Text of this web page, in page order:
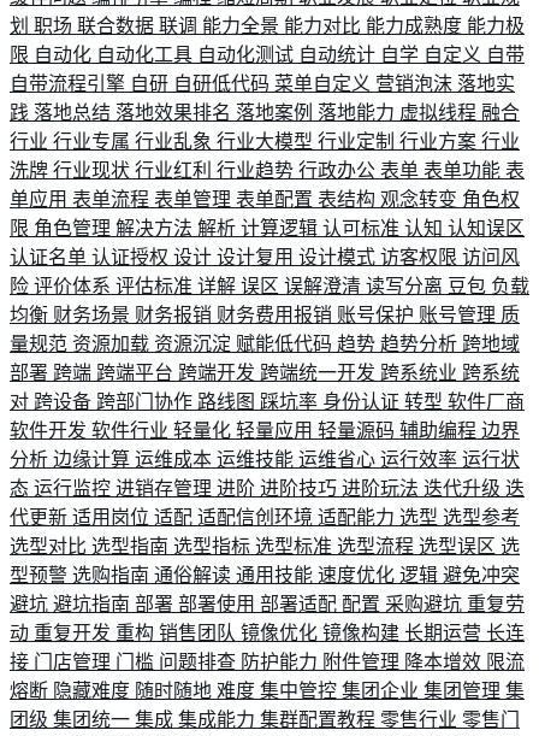
划 职场 联合数据 联调 能力全景 能力对比 能力成熟度 能力极
限 自动化 自动化工具 自动化测试 自动统计 自学 自定义 自带
自带流程引擎 自研 自研低代码 菜单自定义 营销泡沫 落地实
践 落地总结 落地效果排名 落地案例 落地能力 虚拟线程 融合
行业 行业专属 行业乱象 行业大模型 行业定制 行业方案 行业
洗牌 行业现状 行业红利 行业趋势 行政办公 表单 表单功能 表
单应用 表单流程 表单管理 表单配置 表结构 观念转变 角色权
限 角色管理 解决方法 解析 计算逻辑 认可标准 认知 认知误区
认证名单 认证授权 设计 设计复用 设计模式 访客权限 访问风
险 评价体系 评估标准 详解 误区 误解澄清 读写分离 豆包 负载
均衡 财务场景 财务报销 财务费用报销 账号保护 账号管理 质
量规范 资源加载 资源沉淀 赋能低代码 趋势 趋势分析 跨地域
部署 跨端 跨端平台 跨端开发 跨端统一开发 跨系统业 跨系统
对 跨设备 跨部门协作 路线图 踩坑率 身份认证 转型 软件厂商
软件开发 软件行业 轻量化 轻量应用 轻量源码 辅助编程 边界
分析 边缘计算 运维成本 运维技能 运维省心 运行效率 运行状
态 运行监控 进销存管理 进阶 进阶技巧 进阶玩法 迭代升级 迭
代更新 适用岗位 适配 适配信创环境 适配能力 选型 选型参考
选型对比 选型指南 选型指标 选型标准 选型流程 选型误区 选
型预警 选购指南 通俗解读 通用技能 速度优化 逻辑 避免冲突
避坑 避坑指南 部署 部署使用 部署适配 配置 采购避坑 重复劳
动 重复开发 重构 销售团队 镜像优化 镜像构建 长期运营 长连
接 门店管理 门槛 问题排查 防护能力 附件管理 降本增效 限流
熔断 隐藏难度 随时随地 难度 集中管控 集团企业 集团管理 集
团级 集团统一 集成 集成能力 集群配置教程 零售行业 零售门